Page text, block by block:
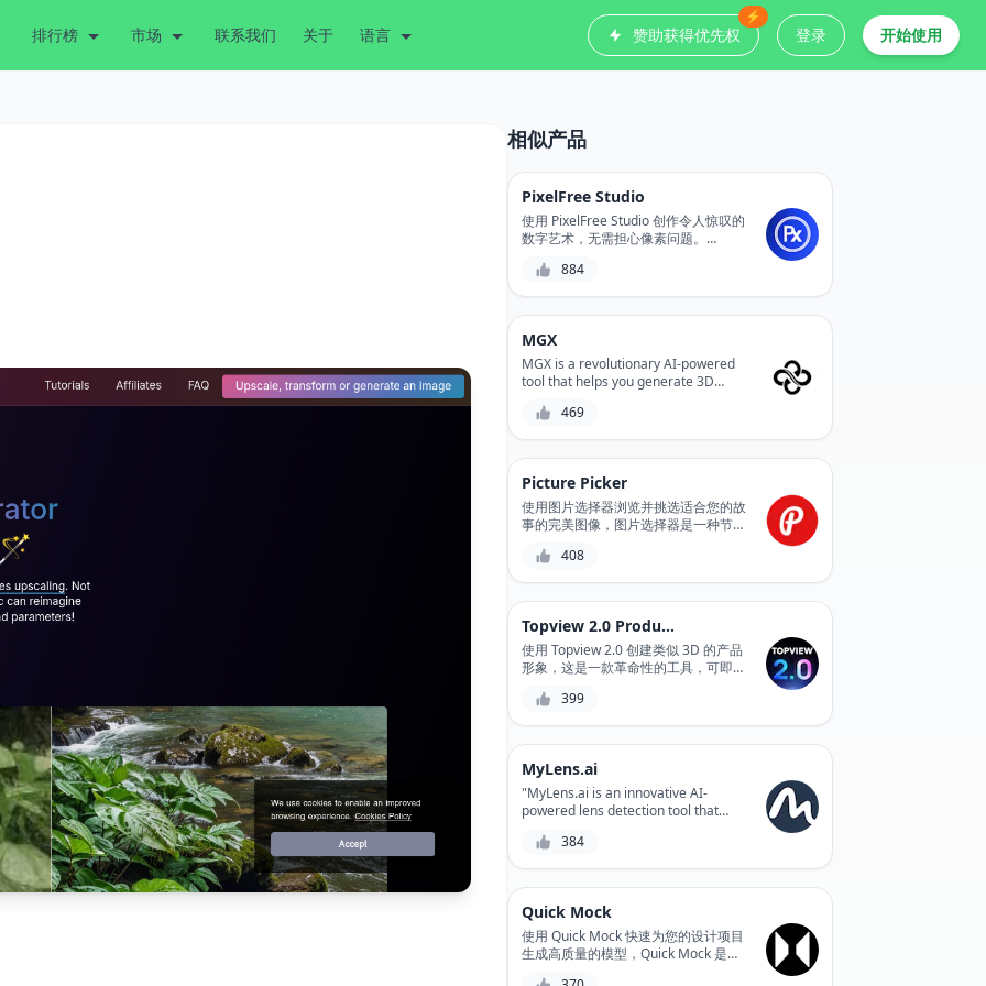
排行榜 市场 联系我们 关于 语言 赞助获得优先权
⚡
登录 开始使用
相似产品
PixelFree Studio
使用 PixelFree Studio 创作令人惊叹的
数字艺术，无需担心像素问题。
计工具，可让您轻松设计和编辑矢量图
884
MGX
MGX is a revolutionary AI-powered
tool that helps you generate 3D
streamlining your product
interface, MGX enables you to create
complex 3D models quickly and
accurately, saving you time and
designer, engineer, or manufacturer,
469
Picture Picker
使用图片选择器浏览并挑选适合您的故
事的完美图像，图片选择器是一种节省
408
Topview 2.0 Product Avatar
使用 Topview 2.0 创建类似 3D 的产品
形象，这是一款革命性的工具，可即时
品可视化流程并增强客户参与度。
399
MyLens.ai
"MyLens.ai is an innovative AI-
powered lens detection tool that
videographers automate the tedious
384
Quick Mock
使用 Quick Mock 快速为您的设计项目
生成高质量的模型，Quick Mock 是一